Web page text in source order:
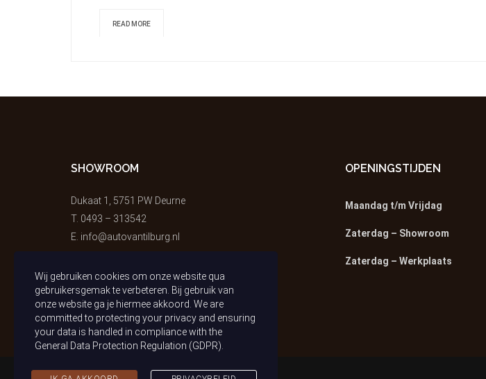
READ MORE
SHOWROOM
Dukaat 1, 5751 PW Deurne
T. 0493 – 313542
E. info@autovantilburg.nl
OPENINGSTIJDEN
Maandag t/m Vrijdag
Zaterdag – Showroom
Zaterdag – Werkplaats
Wij gebruiken cookies om onze website qua
gebruikersgemak te verbeteren. Bij gebruik van
onze website ga je hiermee akkoord. We are
committed to protecting your privacy and ensuring
your data is handled in compliance with the
General Data Protection Regulation (GDPR)